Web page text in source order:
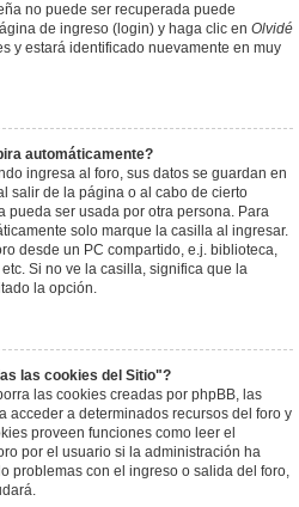
no puede ser recuperada puede
de ingreso (login) y haga clic en Olvidé
y estará identificado nuevamente en muy
automáticamente?
ingresa al foro, sus datos se guardan en
salir de la página o al cabo de cierto
pueda ser usada por otra persona. Para
solo marque la casilla al ingresar.
desde un PC compartido, e.j. biblioteca,
Si no ve la casilla, significa que la
la opción.
las cookies del Sitio"?
las cookies creadas por phpBB, las
acceder a determinados recursos del foro y
proveen funciones como leer el
por el usuario si la administración ha
problemas con el ingreso o salida del foro,